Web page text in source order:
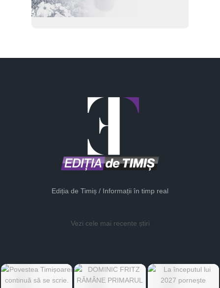
Ediția de Timiș / Informații în timp real
Vezi cele mai recente știri